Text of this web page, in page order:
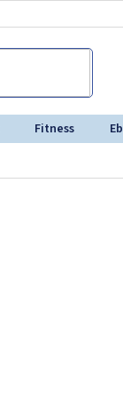
Fitness